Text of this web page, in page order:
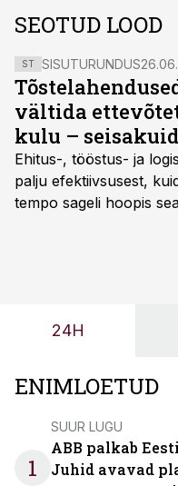
SEOTUD LOOD
ST SISUTURUNDUS
vältida
kulu – seisakuid
Ehitus-, tööstus- ja
palju efektiivsusest,
tempo sageli hoopis
24H
ENIMLOETUD
1
SUUR LUGU
ABB palkab
Juhid avavad